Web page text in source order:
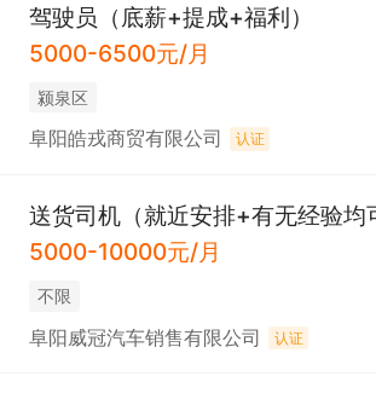
驾驶员（底薪+提成+福利）
5000-6500元/月
颍泉区
阜阳皓戎商贸有限公司 认证
5000-10000元/月
不限
阜阳威冠汽车销售有限公司 认证